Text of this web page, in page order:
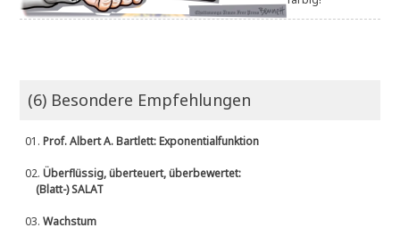
(6) Besondere Empfehlungen
01.Prof. Albert A. Bartlett: Exponentialfunktion
02.Überflüssig, überteuert, überbewertet:
(Blatt-) SALAT
03.Wachstum